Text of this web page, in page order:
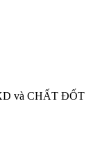
và CHẤT ĐỐT